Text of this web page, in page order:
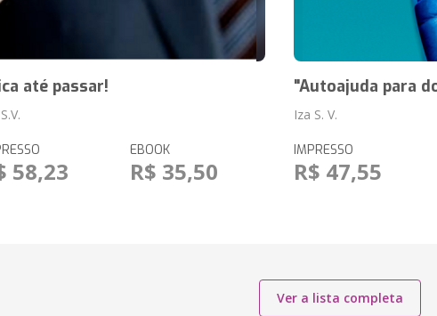
até passar!
58,23
EBOOK
R$ 35,50
"Autoajuda para
Iza S. V.
IMPRESSO
R$ 47,55
Ver a lista completa